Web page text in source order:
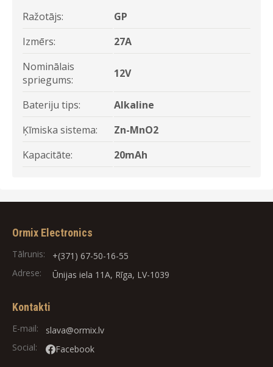
Ražotājs:
GP
Izmērs:
27A
Nominālais
spriegums:
12V
Bateriju tips:
Alkaline
Ķīmiska sistema:
Zn-MnO2
Kapacitāte:
20mAh
Ormix Electronics
Tālrunis:
+(371) 67-50-16-55
Adrese:
Ūnijas iela 11A, Rīga, LV-1039
Kontakti
E-mail:
slava@ormix.lv
Social:
Facebook